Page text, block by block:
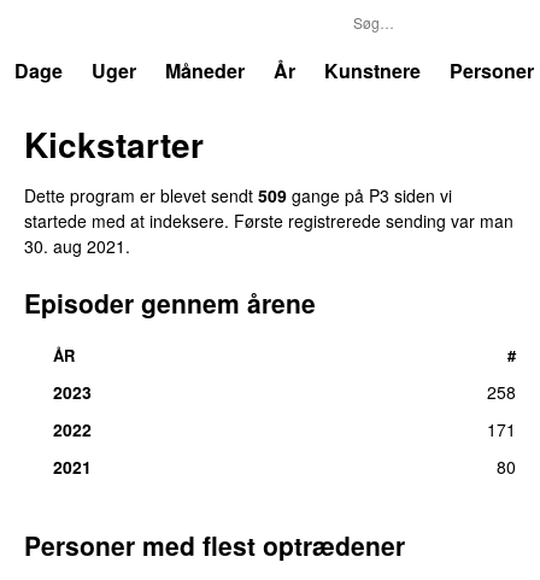
Dage
Uger Måneder År Kunstnere Personer
Kickstarter
Dette program er blevet sendt 509 gange på P3 siden vi
startede med at indeksere. Første registrerede sending var man
30. aug 2021 .
Episoder gennem årene
ÅR #
2023
258
2022
171
2021
80
Personer med flest optrædener